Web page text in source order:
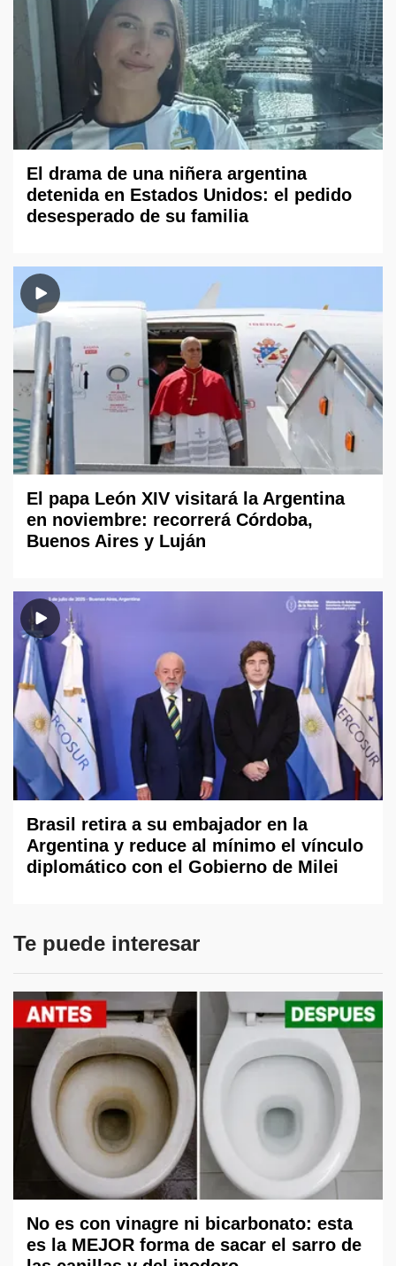
El drama de una niñera argentina
detenida en Estados Unidos: el pedido
desesperado de su familia
El papa León XIV visitará la Argentina
en noviembre: recorrerá Córdoba,
Buenos Aires y Luján
Brasil retira a su embajador en la
Argentina y reduce al mínimo el vínculo
diplomático con el Gobierno de Milei
Te puede interesar
No es con vinagre ni bicarbonato: esta
es la MEJOR forma de sacar el sarro de